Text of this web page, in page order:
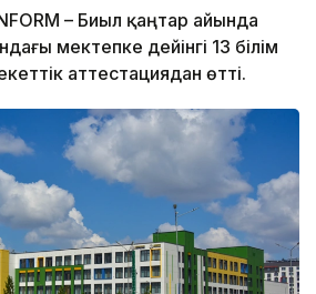
– Биыл қаңтар айында
мектепке дейінгі 13 білім
аттестациядан өтті.